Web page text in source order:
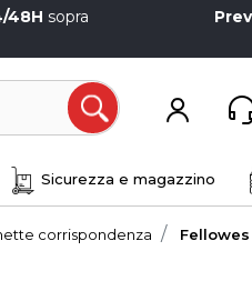
48H sopra
Sicurezza e magazzino
corrispondenza